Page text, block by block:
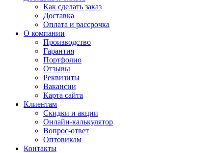
Как сделать заказ
Доставка
Оплата и рассрочка
О компании
Производство
Гарантия
Портфолио
Отзывы
Реквизиты
Вакансии
Карта сайта
Клиентам
Скидки и акции
Онлайн-калькулятор
Вопрос-ответ
Оптовикам
Контакты